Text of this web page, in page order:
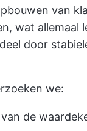
van
wat allemaal
door
we:
de